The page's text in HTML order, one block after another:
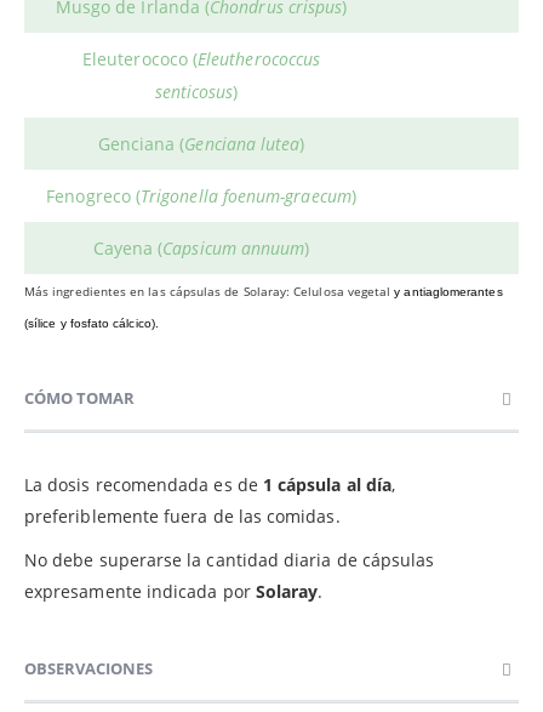
Musgo de Irlanda (Chondrus crispus)
Eleuterococo (Eleutherococcus
senticosus)
Genciana (Genciana lutea)
Fenogreco (Trigonella foenum-graecum)
Cayena (Capsicum annuum)
Más ingredientes en las cápsulas de Solaray: Celulosa vegetal y antiaglomerantes
(sílice y fosfato cálcico).
CÓMO TOMAR
La dosis recomendada es de 1 cápsula al día,
preferiblemente fuera de las comidas.
No debe superarse la cantidad diaria de cápsulas
expresamente indicada por Solaray.
OBSERVACIONES